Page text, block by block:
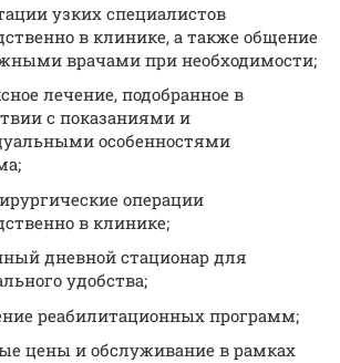
узких специалистов
в клинике, а также общение
врачами при необходимости;
лечение, подобранное в
с показаниями и
особенностями
операции
в клинике;
дневной стационар для
удобства;
реабилитационных программ;
цены и обслуживание в рамках